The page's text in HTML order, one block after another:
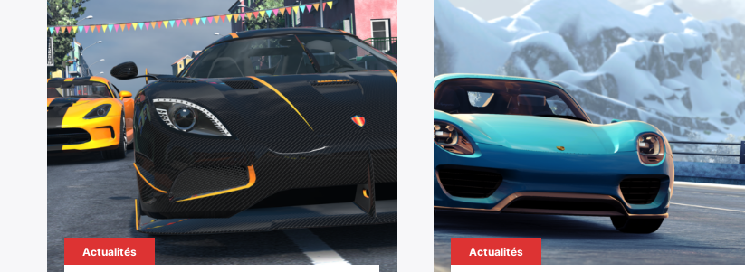
Actualités Actualités